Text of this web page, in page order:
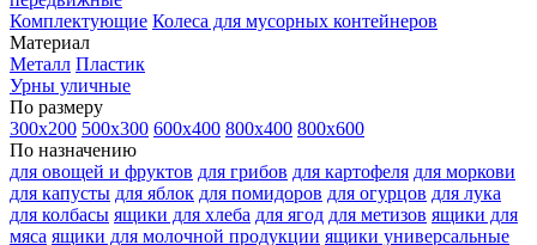
Комплектующие Колеса для мусорных контейнеров
Материал
Металл Пластик
Урны уличные
По размеру
300х200 500х300 600х400 800х400 800х600
По назначению
для овощей и фруктов для грибов для картофеля для моркови
для капусты для яблок для помидоров для огурцов для лука
для колбасы ящики для хлеба для ягод для метизов ящики для
мяса ящики для молочной продукции ящики универсальные